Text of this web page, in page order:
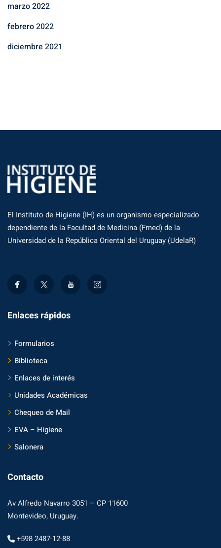
marzo 2022
febrero 2022
diciembre 2021
El Instituto de Higiene (IH) es un organismo especializado
dependiente de la Facultad de Medicina (Fmed) de la
Universidad de la República Oriental del Uruguay (UdelaR)
Enlaces rápidos
Formularios
Biblioteca
Enlaces de interés
Unidades Académicas
Chequeo de Mail
EVA – Higiene
Salonera
Contacto
Av Alfredo Navarro 3051 – CP 11600
Montevideo, Uruguay.
+598 2487-12-88